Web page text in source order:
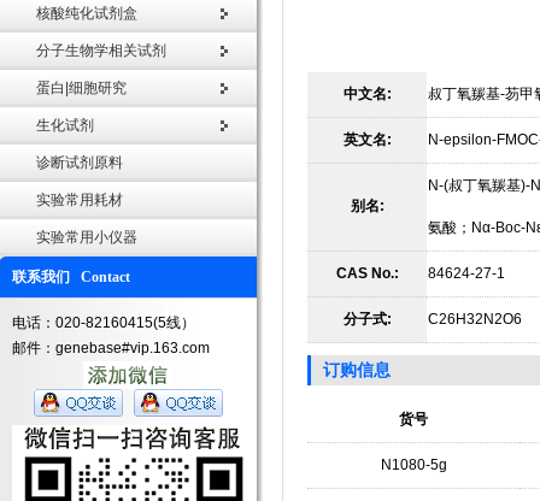
核酸纯化试剂盒
分子生物学相关试剂
蛋白|细胞研究
生化试剂
诊断试剂原料
实验常用耗材
实验常用小仪器
联系我们 Contact
电话：020-82160415(5线）
邮件：genebase#vip.163.com
中文名: 叔丁氧羰基-芴甲
英文名: N-epsilon-
别名:
N-(叔丁氧羰基)-
氨酸；Nα-Boc-
CAS No.: 84624-27-1
分子式: C26H32N2O6
订购信息
货号
N1080-5g